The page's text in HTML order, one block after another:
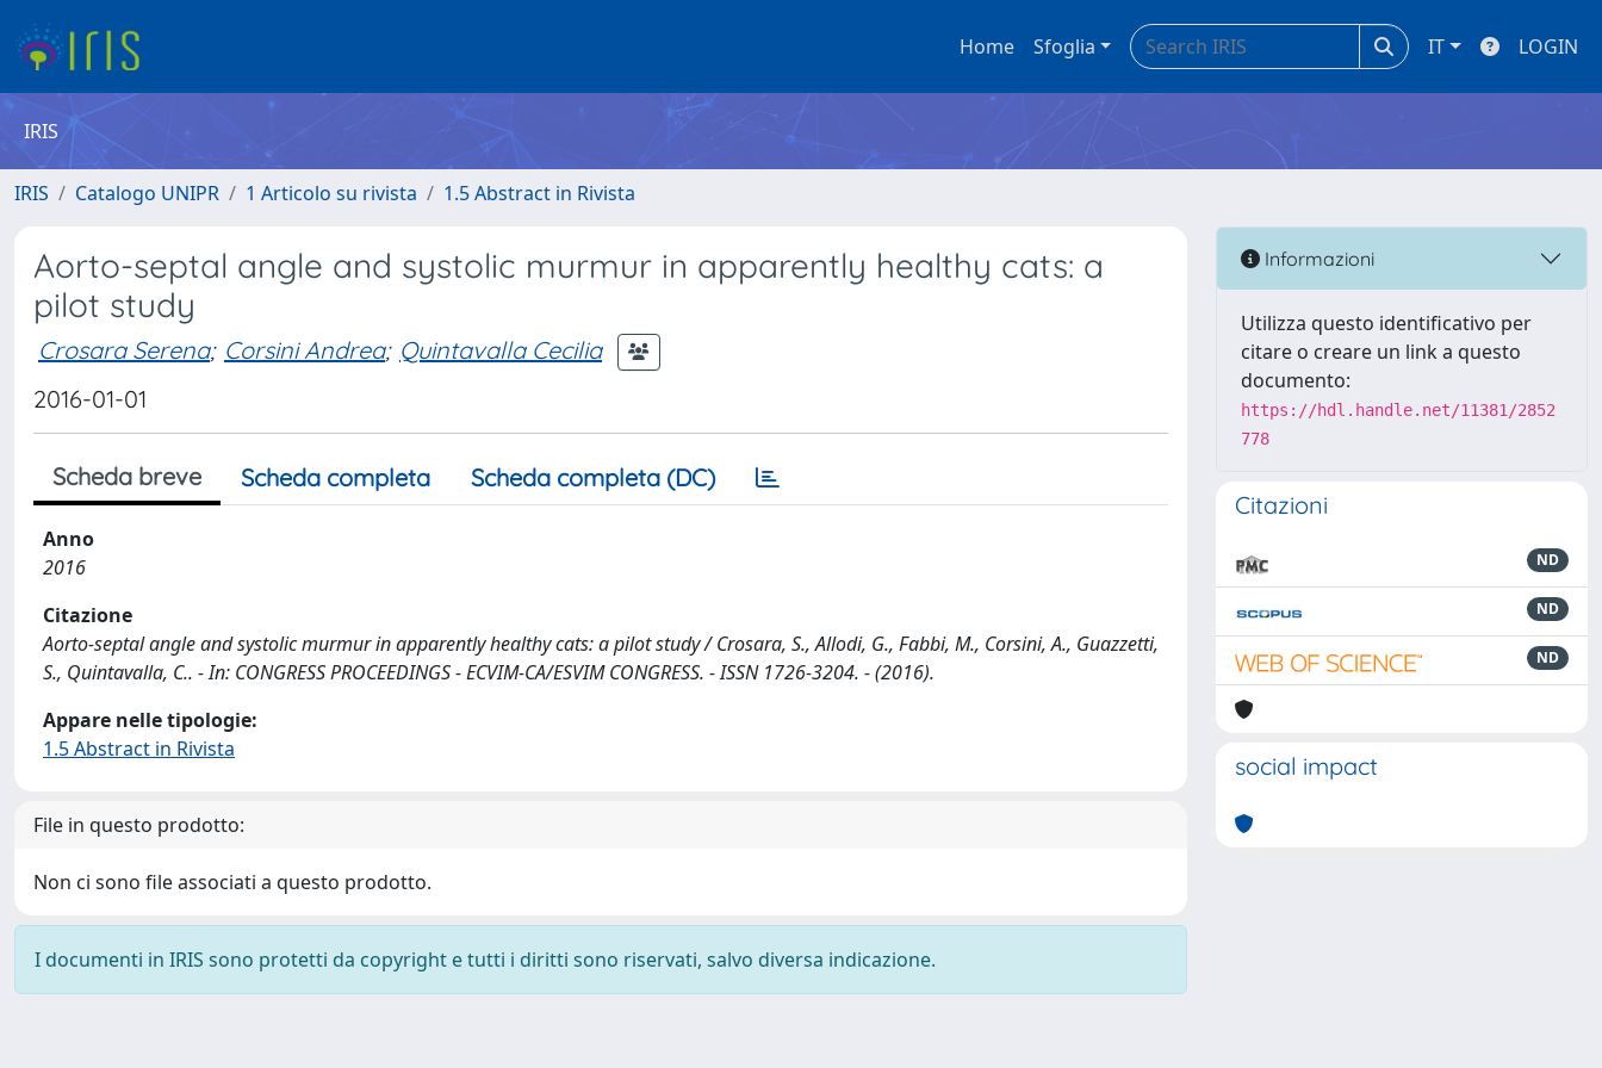
Home Sfoglia IT LOGIN
IRIS
IRIS Catalogo UNIPR 1 Articolo su rivista 1.5 Abstract in Rivista
Aorto-septal angle and systolic murmur in apparently healthy cats: a
pilot study
Crosara Serena; Corsini Andrea; Quintavalla Cecilia
2016-01-01
Scheda breve Scheda completa Scheda completa (DC)
Anno
2016
Citazione
Aorto-septal angle and systolic murmur in apparently healthy cats: a pilot study / Crosara, S., Allodi, G., Fabbi, M., Corsini, A., Guazzetti,
S., Quintavalla, C.. - In: CONGRESS PROCEEDINGS - ECVIM-CA/ESVIM CONGRESS. - ISSN 1726-3204. - (2016).
Appare nelle tipologie:
1.5 Abstract in Rivista
File in questo prodotto:
Non ci sono file associati a questo prodotto.
I documenti in IRIS sono protetti da copyright e tutti i diritti sono riservati, salvo diversa indicazione.
Informazioni
Utilizza questo identificativo per
citare o creare un link a questo
documento:
https://hdl.handle.net/11381/2852
778
Citazioni
ND
ND
ND
social impact